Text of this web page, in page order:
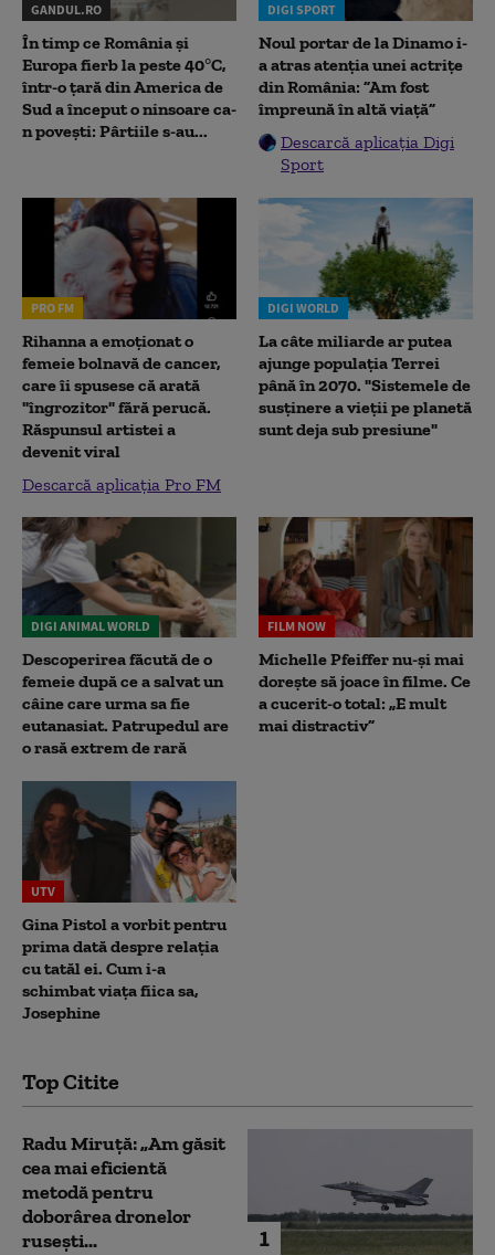
GANDUL.RO
În timp ce România și
Europa fierb la peste 40°C,
într-o țară din America de
Sud a început o ninsoare ca-
n povești: Pârtiile s-au...
DIGI SPORT
Noul portar de la Dinamo i-
a atras atenția unei actrițe
din România: ”Am fost
împreună în altă viață”
Descarcă aplicația Digi
Sport
PRO FM
Rihanna a emoționat o
femeie bolnavă de cancer,
care îi spusese că arată
"îngrozitor" fără perucă.
Răspunsul artistei a
devenit viral
Descarcă aplicația Pro FM
DIGI WORLD
La câte miliarde ar putea
ajunge populația Terrei
până în 2070. "Sistemele de
susținere a vieții pe planetă
sunt deja sub presiune"
DIGI ANIMAL WORLD
Descoperirea făcută de o
femeie după ce a salvat un
câine care urma sa fie
eutanasiat. Patrupedul are
o rasă extrem de rară
FILM NOW
Michelle Pfeiffer nu-și mai
dorește să joace în filme. Ce
a cucerit-o total: „E mult
mai distractiv”
UTV
Gina Pistol a vorbit pentru
prima dată despre relația
cu tatăl ei. Cum i-a
schimbat viața fiica sa,
Josephine
Top Citite
1
Radu Miruță: „Am găsit
cea mai eficientă
metodă pentru
doborârea dronelor
rusești...